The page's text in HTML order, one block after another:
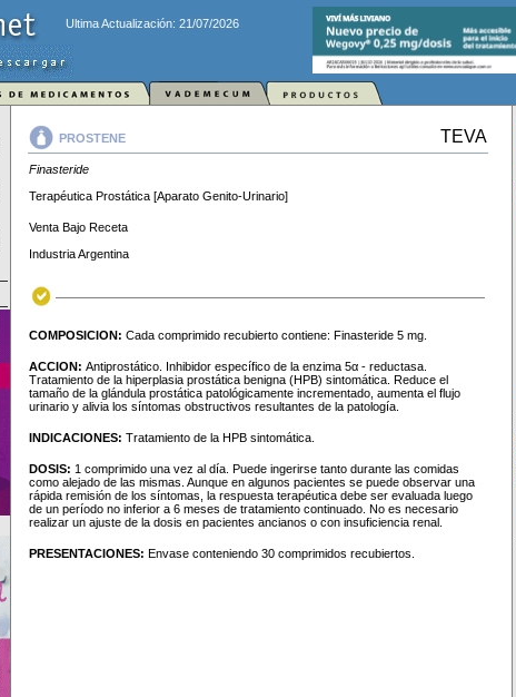
Ultima Actualización: 21/07/2026
PROSTENE TEVA
Finasteride
Terapéutica Prostática [Aparato Genito-Urinario]
Venta Bajo Receta
Industria Argentina
COMPOSICION: Cada comprimido recubierto contiene: Finasteride 5 mg.
ACCION: Antiprostático. Inhibidor específico de la enzima 5α - reductasa.
Tratamiento de la hiperplasia prostática benigna (HPB) sintomática. Reduce el
tamaño de la glándula prostática patológicamente incrementado, aumenta el flujo
urinario y alivia los síntomas obstructivos resultantes de la patología.
INDICACIONES: Tratamiento de la HPB sintomática.
DOSIS: 1 comprimido una vez al día. Puede ingerirse tanto durante las comidas
como alejado de las mismas. Aunque en algunos pacientes se puede observar una
rápida remisión de los síntomas, la respuesta terapéutica debe ser evaluada luego
de un período no inferior a 6 meses de tratamiento continuado. No es necesario
realizar un ajuste de la dosis en pacientes ancianos o con insuficiencia renal.
PRESENTACIONES: Envase conteniendo 30 comprimidos recubiertos.